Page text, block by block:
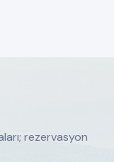
rezervasyon